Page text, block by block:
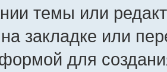
темы или
закладке или
для